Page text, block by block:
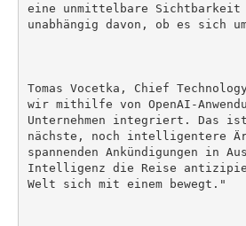
eine unmittelbare
unabhängig davon, ob es sich
Tomas Vocetka, Chief
wir mithilfe von OpenAI-
Unternehmen integriert. Das
nächste, noch intelligentere
spannenden Ankündigungen in
Intelligenz die Reise
Welt sich mit einem bewegt."